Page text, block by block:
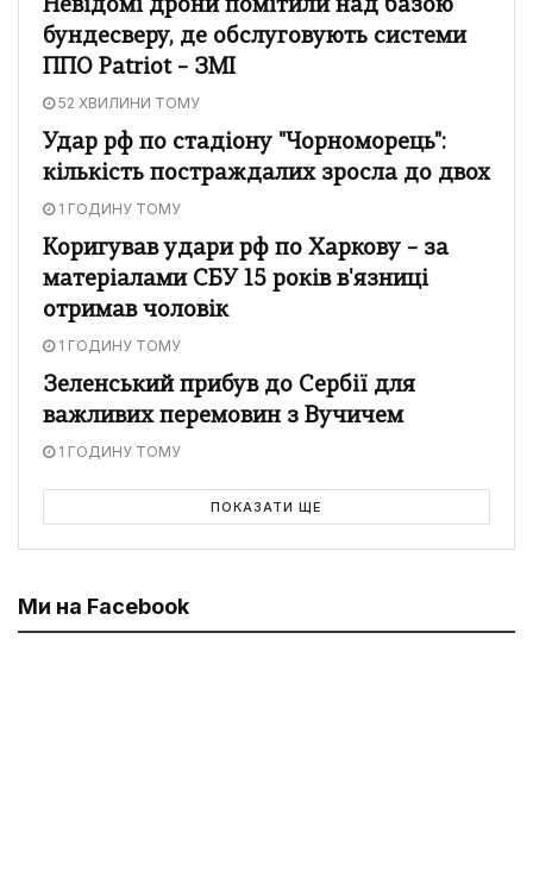
Невідомі дрони помітили над базою
бундесверу, де обслуговують системи
ППО Patriot – ЗМІ
52 ХВИЛИНИ ТОМУ
Удар рф по стадіону "Чорноморець":
кількість постраждалих зросла до двох
1 ГОДИНУ ТОМУ
Коригував удари рф по Харкову – за
матеріалами СБУ 15 років в'язниці
отримав чоловік
1 ГОДИНУ ТОМУ
Зеленський прибув до Сербії для
важливих перемовин з Вучичем
1 ГОДИНУ ТОМУ
ПОКАЗАТИ ЩЕ
Ми на Facebook